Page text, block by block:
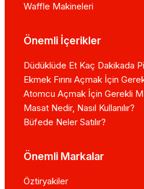
Waffle Makineleri
Önemli İçerikler
Düdüklüde Et Kaç Dakikada
Ekmek Fırını Açmak İçin
Atomcu Açmak İçin Gerekli
Masat Nedir, Nasıl Kullanılır?
Büfede Neler Satılır?
Önemli Markalar
Öztiryakiler